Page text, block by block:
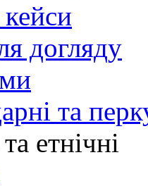
догляду
та
етнічні